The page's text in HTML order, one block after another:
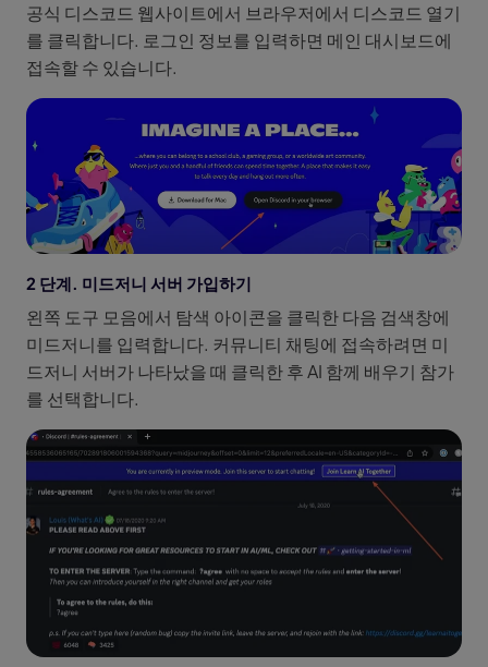
공식 디스코드 웹사이트에서 브라우저에서 디스코드 열기
를 클릭합니다. 로그인 정보를 입력하면 메인 대시보드에
접속할 수 있습니다.
2 단계. 미드저니 서버 가입하기
왼쪽 도구 모음에서 탐색 아이콘을 클릭한 다음 검색창에
미드저니를 입력합니다. 커뮤니티 채팅에 접속하려면 미
드저니 서버가 나타났을 때 클릭한 후 AI 함께 배우기 참가
를 선택합니다.